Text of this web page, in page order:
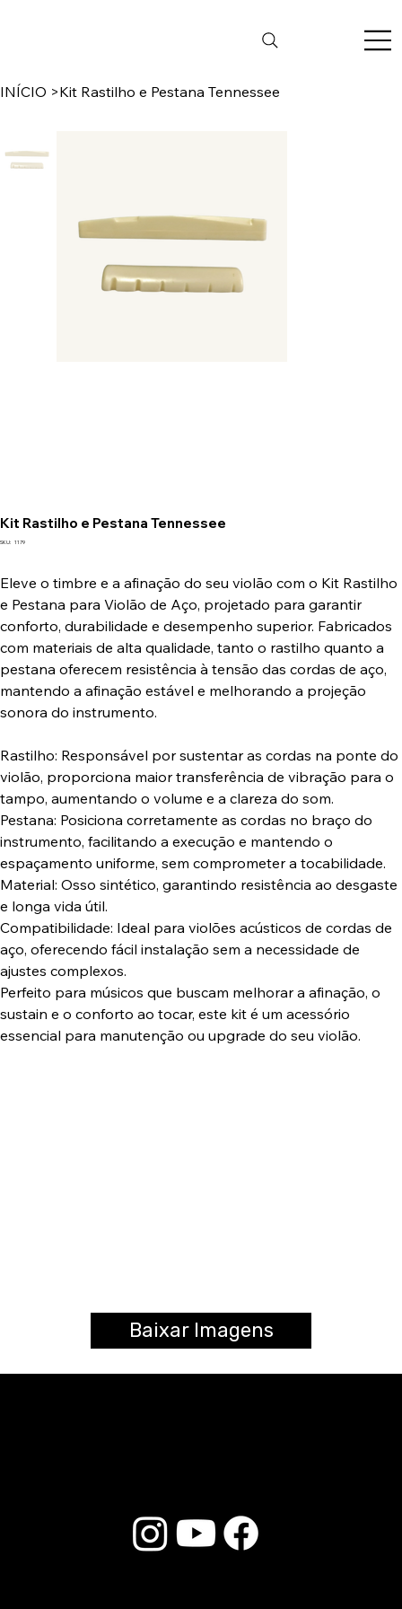
INÍCIO >Kit Rastilho e Pestana Tennessee
Kit Rastilho e Pestana Tennessee
SKU: SKU
1179
Eleve o timbre e a afinação do seu violão com o Kit Rastilho
e Pestana para Violão de Aço, projetado para garantir
conforto, durabilidade e desempenho superior. Fabricados
com materiais de alta qualidade, tanto o rastilho quanto a
pestana oferecem resistência à tensão das cordas de aço,
mantendo a afinação estável e melhorando a projeção
sonora do instrumento.
Rastilho: Responsável por sustentar as cordas na ponte do
violão, proporciona maior transferência de vibração para o
tampo, aumentando o volume e a clareza do som.
Pestana: Posiciona corretamente as cordas no braço do
instrumento, facilitando a execução e mantendo o
espaçamento uniforme, sem comprometer a tocabilidade.
Material: Osso sintético, garantindo resistência ao desgaste
e longa vida útil.
Compatibilidade: Ideal para violões acústicos de cordas de
aço, oferecendo fácil instalação sem a necessidade de
ajustes complexos.
Perfeito para músicos que buscam melhorar a afinação, o
sustain e o conforto ao tocar, este kit é um acessório
essencial para manutenção ou upgrade do seu violão.
Baixar Imagens